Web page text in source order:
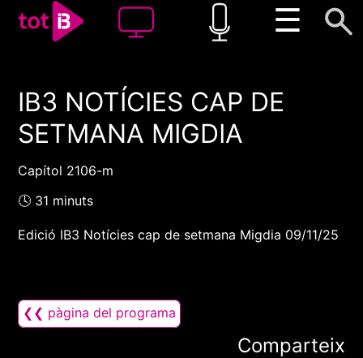
☰
00:00 00:00
1x
IB3 NOTÍCIES CAP DE
SETMANA MIGDIA
Capítol 2106-m
🕓 31 minuts
Edició IB3 Notícies cap de setmana Migdia 09/11/25
❮❮ pàgina del programa
Comparteix